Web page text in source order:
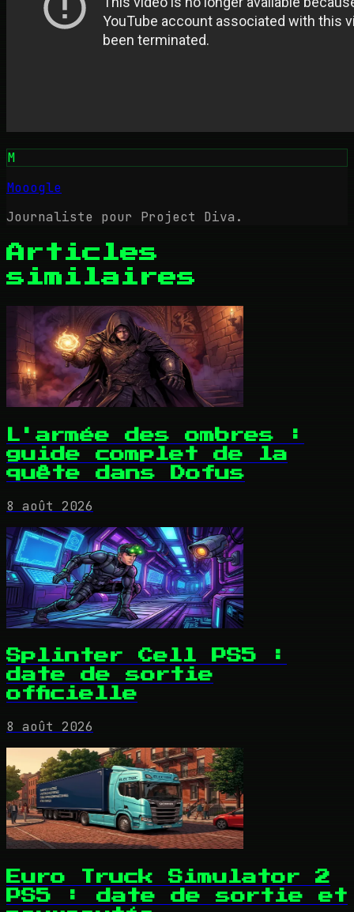
M
Mooogle
Journaliste pour Project Diva.
Articles
similaires
L'armée des ombres :
guide complet de la
quête dans Dofus
8 août 2026
Splinter Cell PS5 :
date de sortie
officielle
8 août 2026
Euro Truck Simulator 2
PS5 : date de sortie et